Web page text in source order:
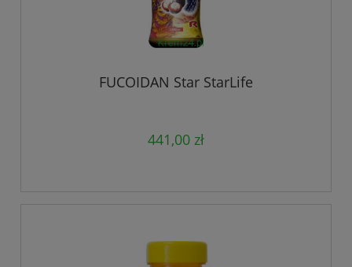
FUCOIDAN Star StarLife
441,00 zł